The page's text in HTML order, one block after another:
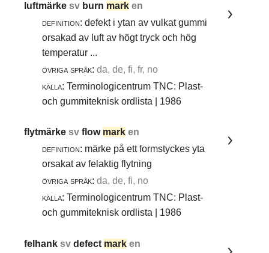
luftmärkesv burn mark en
definition: defekt i ytan av vulkat gummi
orsakad av luft av högt tryck och hög
temperatur ...
övriga språk: da, de, fi, fr, no
källa: Terminologicentrum TNC: Plast-
och gummiteknisk ordlista | 1986
flytmärkesvflow mark en
definition: märke på ett formstyckes yta
orsakat av felaktig flytning
övriga språk: da, de, fi, no
källa: Terminologicentrum TNC: Plast-
och gummiteknisk ordlista | 1986
felhanksvdefect mark en